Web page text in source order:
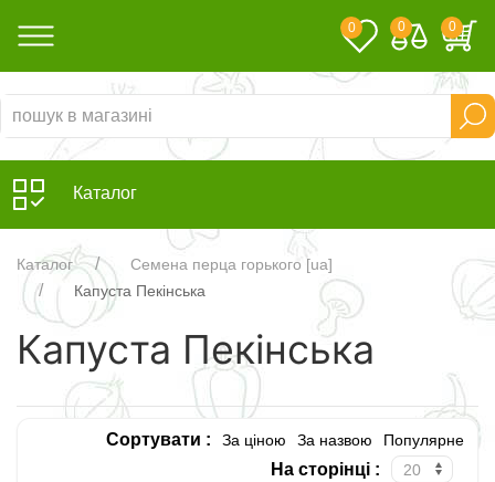
0 0 0
Каталог
Каталог
Семена перца горького [ua]
Капуста Пекінська
Капуста Пекінська
Сортувати : За ціною За назвою Популярне
На сторінці :